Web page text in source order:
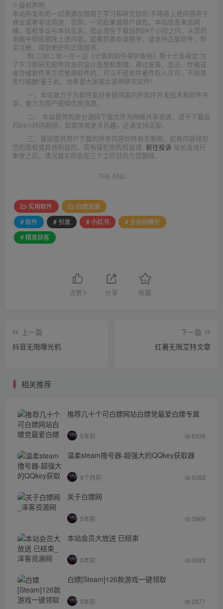
© 版权声明
本站所发布的一切资源仅限用于学习和研究目的;不得将上述内容用于
商业或者非法用途，否则，一切后果请用户自负。本站信息来自网
络，版权争议与本站无关。您必须在下载后的24个小时之内，从您的
电脑中彻底删除上述内容。如果您喜欢该程序，请支持正版软件，购
买注册，得到更好的正版服务。
附:二00二年一月一日《计算机软件保护条例》第十七条规定:为
了学习和研究软件内含的设计思想和原理，通过安装、显示、传输或
者存储软件等方式使用软件的，可以不经软件著作权人许可，不向其
支付报酬!鉴于此，也希望大家按此说明研究软件!
一、本站致力于为软件爱好者提供国内外软件开发技术和软件共
享，着力为用户提供优资资源。
二、 本站提供的部分源码下载文件为网络共享资源，请于下载后
的24小时内删除。如需体验更多乐趣，还请支持正版。
三、我站提供用户下载的所有内容均转自互联网。如有内容侵犯
您的版权或其他利益的，若有侵犯你的权益请: 前往投诉 站长会进行
审查之后，情况属实的会在三个工作日内为您删除。
THE END
实用软件
白嫖资源
# 软件
# 引流 # 小红书
# 全自动曝光
# 精准获客
点赞 0 分享 收藏
上一篇
抖音无限曝光机
下一篇
红薯无限艾特文章
相关推荐
推荐几十个可白嫖网站白嫖党最爱白嫖专属
5年前 8336
温柔steam撸号器-超强大的QQkey获取器
9个月前 5383
关于白嫖网
5年前 3969
本站会员大放送 已结束
5年前 3083
白嫖[Steam]126款游戏一键领取
5年前 2877